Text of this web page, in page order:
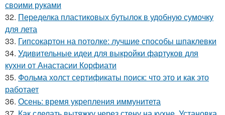
своими руками
32. Переделка пластиковых бутылок в удобную сумочку
для лета
33. Гипсокартон на потолке: лучшие способы шпаклевки
34. Удивительные идеи для выкройки фартуков для
кухни от Анастасии Корфиати
35. Фольма холст сертификаты поиск: что это и как это
работает
36. Осень: время укрепления иммунитета